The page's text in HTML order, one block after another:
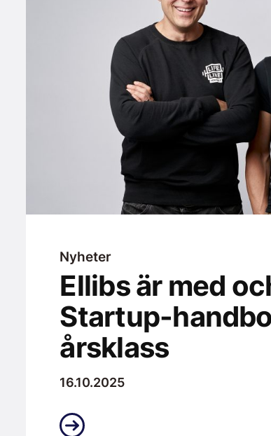
Nyheter
Ellibs är med
Startup-
årsklass
16.10.2025